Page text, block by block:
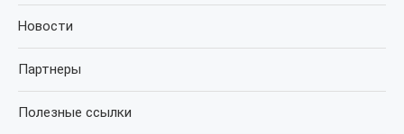
Новости
Партнеры
Полезные ссылки